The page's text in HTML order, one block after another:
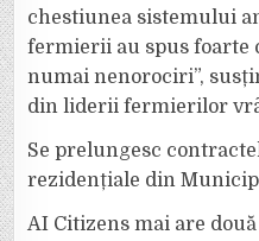
chestiunea sistemului
fermierii au spus foarte
numai nenorociri”,
din liderii fermierilor
Se prelungesc
rezidențiale din
AI Citizens mai are